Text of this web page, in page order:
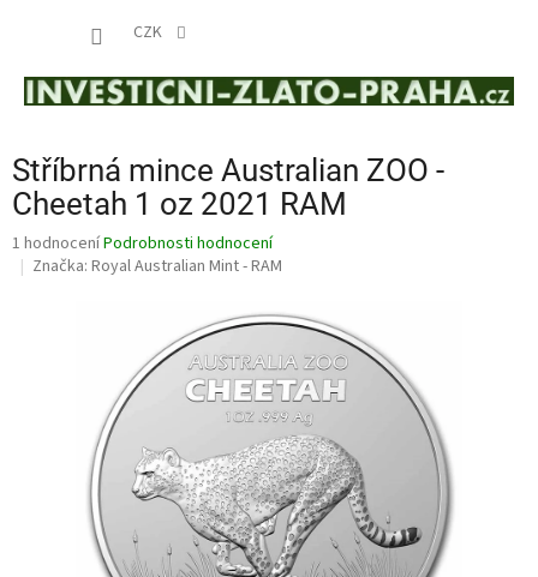
CZK
Stříbrná mince Australian ZOO -
Cheetah 1 oz 2021 RAM
Průměrné
hodnocení
1 hodnoceníPodrobnosti hodnocení
Značka: Royal Australian Mint - RAM